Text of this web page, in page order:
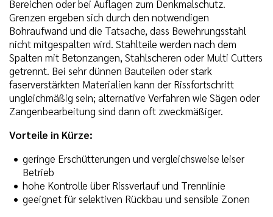
Bereichen oder bei Auflagen zum Denkmalschutz.
Grenzen ergeben sich durch den notwendigen
Bohraufwand und die Tatsache, dass Bewehrungsstahl
nicht mitgespalten wird. Stahlteile werden nach dem
Spalten mit Betonzangen, Stahlscheren oder Multi Cutters
getrennt. Bei sehr dünnen Bauteilen oder stark
faserverstärkten Materialien kann der Rissfortschritt
ungleichmäßig sein; alternative Verfahren wie Sägen oder
Zangenbearbeitung sind dann oft zweckmäßiger.
Vorteile in Kürze:
geringe Erschütterungen und vergleichsweise leiser
Betrieb
hohe Kontrolle über Rissverlauf und Trennlinie
geeignet für selektiven Rückbau und sensible Zonen